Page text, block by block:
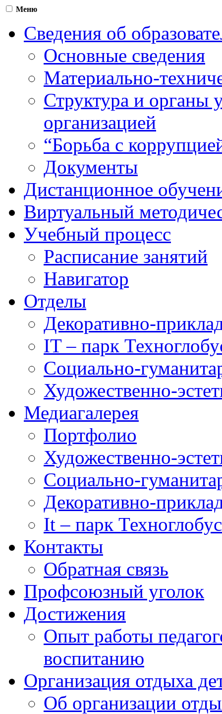
Меню
Сведения об
Основные сведения
Материально-
Структура и органы
организацией
“Борьба с
Документы
Дистанционное
Виртуальный
Учебный процесс
Расписание занятий
Навигатор
Отделы
Декоративно-
IT – парк
Социально-
Художественно-
Медиагалерея
Портфолио
Художественно-
Социально-
Декоративно-
It – парк Техноглобус
Контакты
Обратная связь
Профсоюзный уголок
Достижения
Опыт работы
воспитанию
Организация отдыха
Об организации